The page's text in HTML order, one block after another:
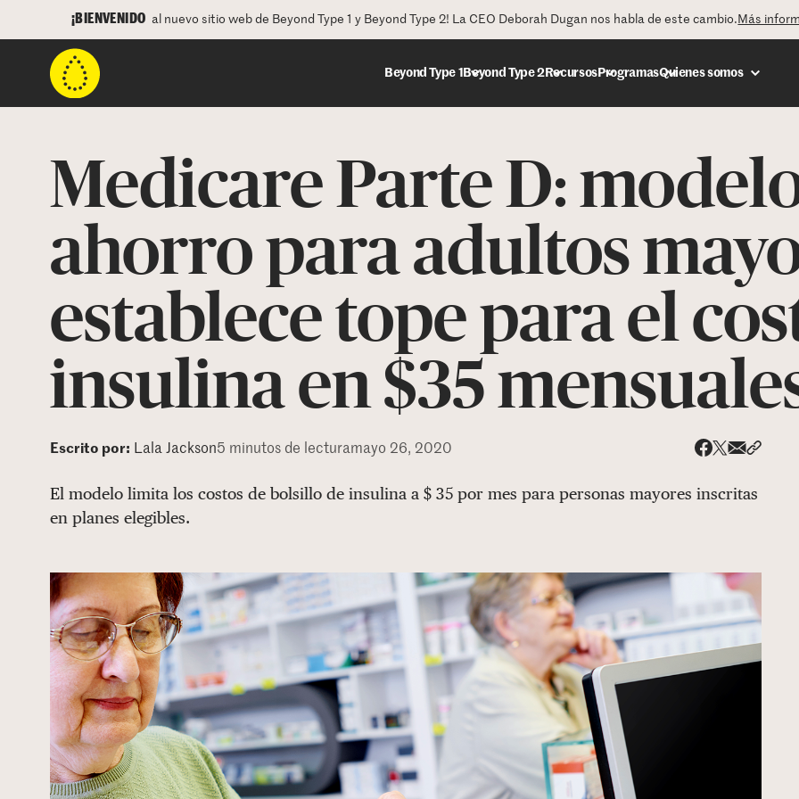
¡BIENVENIDO al nuevo sitio web de Beyond Type 1 y Beyond Type 2! La CEO Deborah Dugan nos habla de este cambio. Más
Beyond Type 1 Beyond Type 2Recursos ProgramasQuienes somos
Medicare Parte D:
ahorro para adultos
establece tope para el
insulina en $35
Escrito por: Lala Jackson5 minutos de lecturamayo 26, 2020
El modelo limita los costos de bolsillo de insulina a $ 35 por mes para personas mayores inscritas
en planes elegibles.